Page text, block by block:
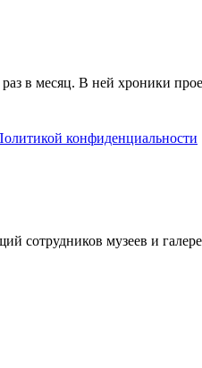
в месяц. В ней хроники
конфиденциальности
сотрудников музеев и